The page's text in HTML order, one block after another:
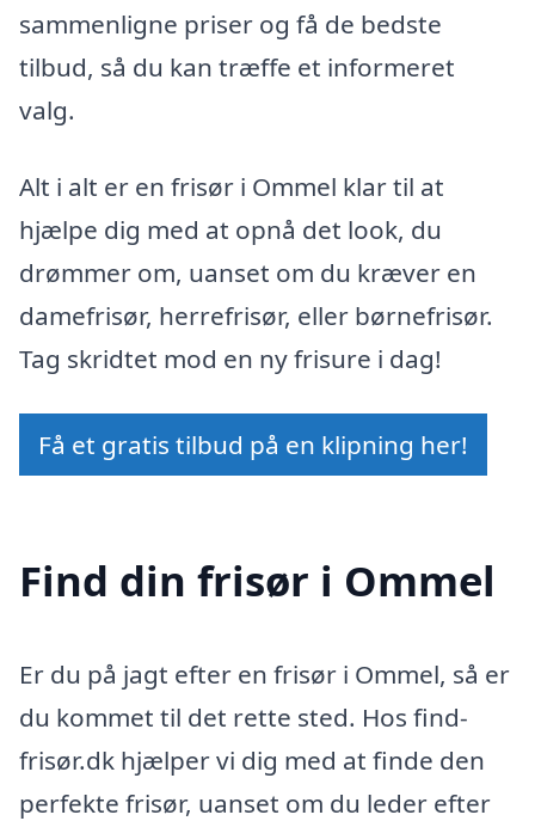
sammenligne priser og få de bedste
tilbud, så du kan træffe et informeret
valg.
Alt i alt er en frisør i Ommel klar til at
hjælpe dig med at opnå det look, du
drømmer om, uanset om du kræver en
damefrisør, herrefrisør, eller børnefrisør.
Tag skridtet mod en ny frisure i dag!
Få et gratis tilbud på en klipning her!
Find din frisør i Ommel
Er du på jagt efter en frisør i Ommel, så er
du kommet til det rette sted. Hos find-
frisør.dk hjælper vi dig med at finde den
perfekte frisør, uanset om du leder efter